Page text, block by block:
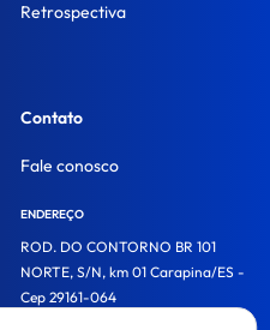
Retrospectiva
Contato
Fale conosco
ENDEREÇO
ROD. DO CONTORNO BR 101
NORTE, S/N, km 01 Carapina/ES -
Cep 29161-064